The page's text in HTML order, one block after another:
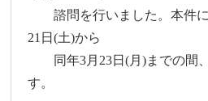
諮問を行いました。本件に
21日(土)から
同年3月23日(月)までの間、
す。